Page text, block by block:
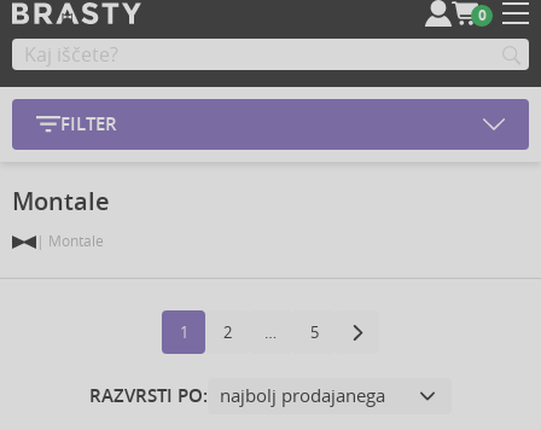
0
FILTER
Montale
Montale
1 2 … 5
RAZVRSTI PO: